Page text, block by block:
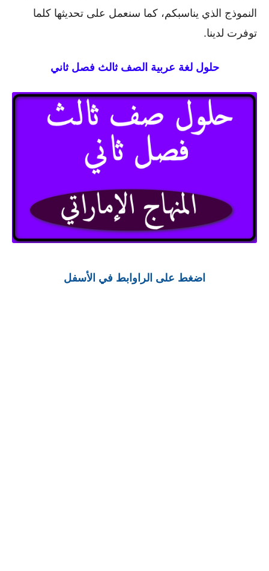
النموذج الذي يناسبكم، كما سنعمل على تحديثها كلما
توفرت لدينا.
حلول لغة عربية الصف ثالث فصل ثاني
اضغط على الراوابط في الأسفل